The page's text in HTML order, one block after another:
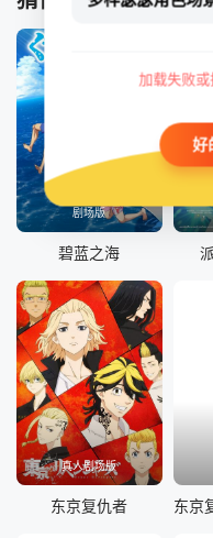
剧场版
碧蓝之海
真人剧场版
东京复仇者
加载失败
好